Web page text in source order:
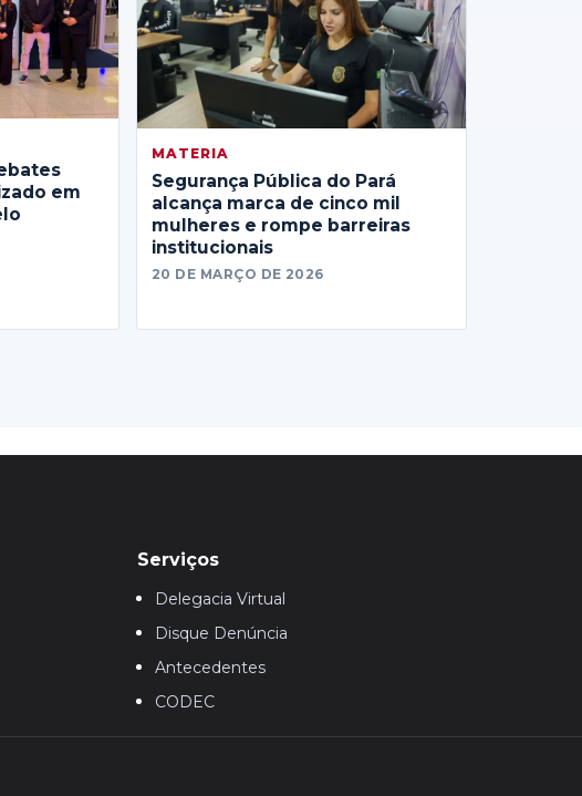
em
MATERIA
Segurança Pública do Pará
alcança marca de cinco mil
mulheres e rompe barreiras
institucionais
20 DE MARÇO DE 2026
Serviços
Delegacia Virtual
Disque Denúncia
Antecedentes
CODEC